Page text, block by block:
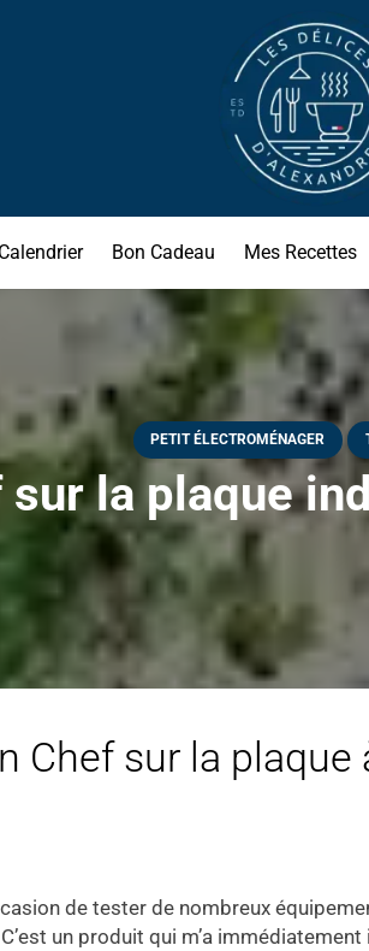
Calendrier Bon Cadeau Mes Recettes
PETIT ÉLECTROMÉNAGER
sur la plaque
Chef sur la
de tester de nombreux
un produit qui m’a